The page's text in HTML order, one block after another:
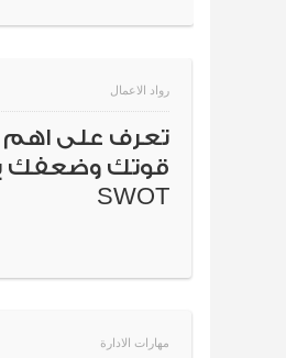
رواد الاعمال
تعرف على اهم
قوتك وضعفك
SWOT
مهارات الادارة